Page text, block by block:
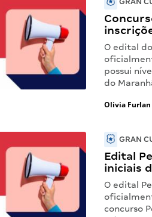
O edital
possui
do
Olivia Furlan
GRAN
Edital
iniciais
O edital
concurso